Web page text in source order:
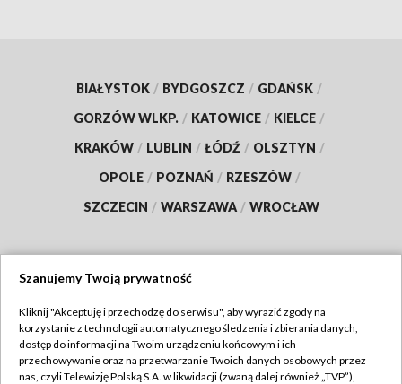
BIAŁYSTOK / BYDGOSZCZ / GDAŃSK /
GORZÓW WLKP. / KATOWICE / KIELCE /
KRAKÓW / LUBLIN / ŁÓDŹ / OLSZTYN /
OPOLE / POZNAŃ / RZESZÓW /
SZCZECIN / WARSZAWA / WROCŁAW
TVP
Abonament TVP
Regulamin TVP
Szanujemy Twoją prywatność
Kliknij "Akceptuję i przechodzę do serwisu", aby wyrazić zgody na
korzystanie z technologii automatycznego śledzenia i zbierania danych,
dostęp do informacji na Twoim urządzeniu końcowym i ich
przechowywanie oraz na przetwarzanie Twoich danych osobowych przez
nas, czyli Telewizję Polską S.A. w likwidacji (zwaną dalej również „TVP”),